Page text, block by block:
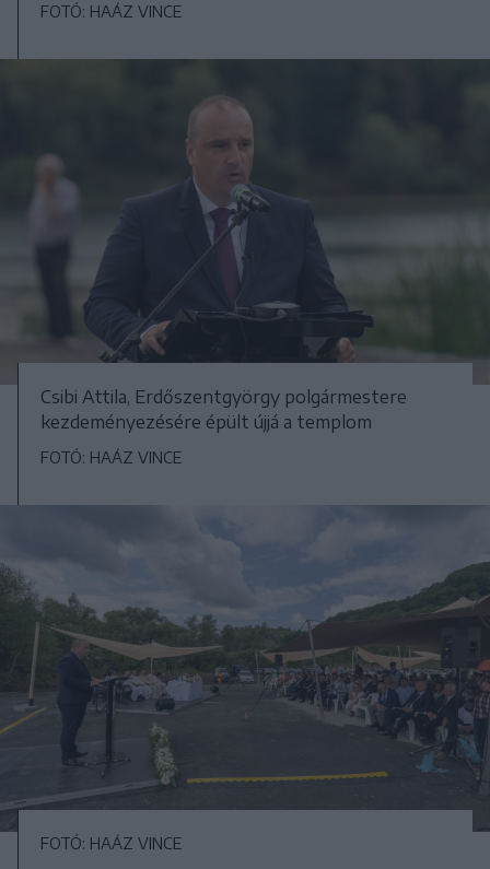
FOTÓ: HAÁZ VINCE
Csibi Attila, Erdőszentgyörgy polgármestere
kezdeményezésére épült újjá a templom
FOTÓ: HAÁZ VINCE
FOTÓ: HAÁZ VINCE